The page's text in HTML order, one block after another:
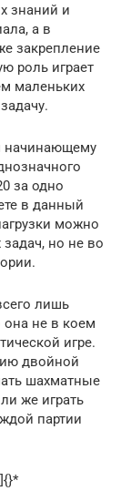
знаний и
а в
закрепление
роль играет
маленьких
начинающему
за одно
в данный
можно
но не во
лишь
она не в коем
игре.
двойной
шахматные
же играть
партии